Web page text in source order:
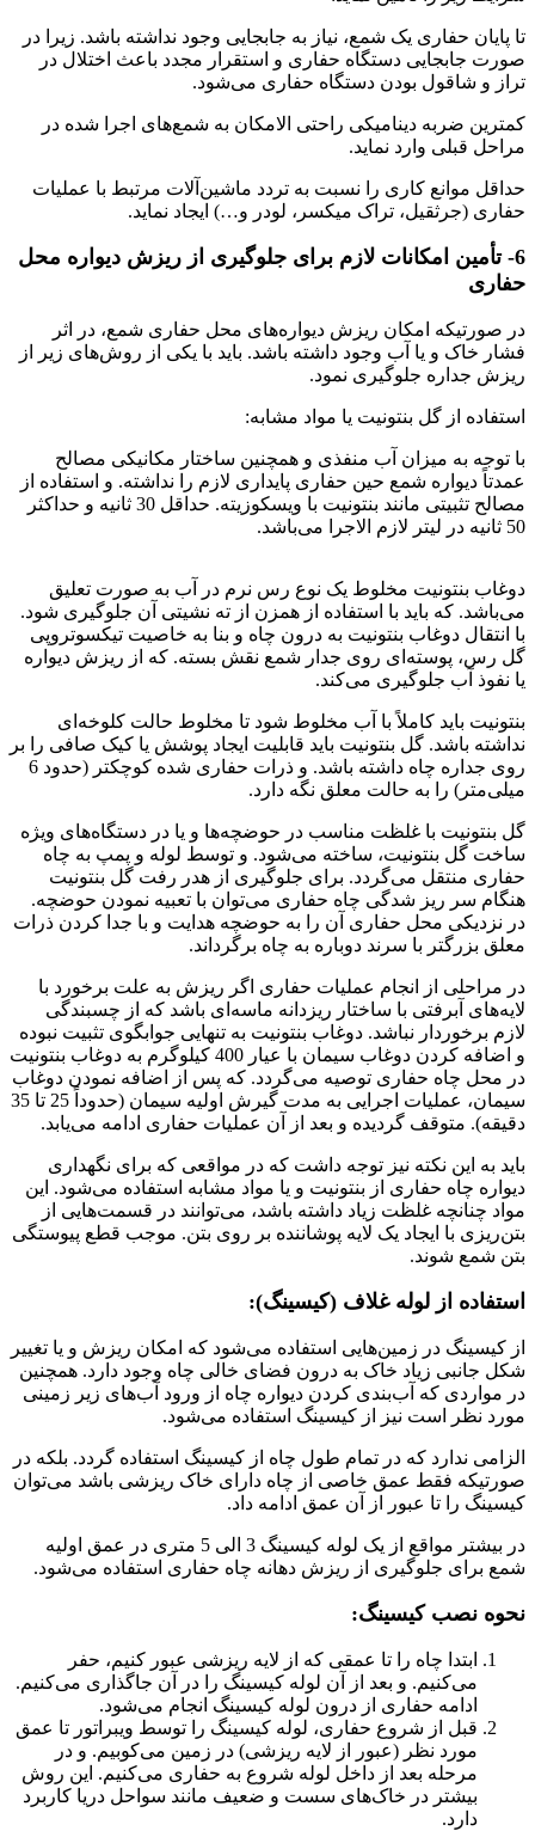
تا پایان حفاری یک شمع، نیاز به جابجایی وجود نداشته باشد. زیرا در
صورت جابجایی دستگاه حفاری و استقرار مجدد باعث اختلال در
تراز و شاقول بودن دستگاه حفاری می‌شود.
کمترین ضربه دینامیکی راحتی الامکان به شمع‌های اجرا شده در
مراحل قبلی وارد نماید.
حداقل موانع کاری را نسبت به تردد ماشین‌آلات مرتبط با عملیات
حفاری (جرثقیل، تراک میکسر، لودر و…) ایجاد نماید.
6- تأمین امکانات لازم برای جلوگیری از ریزش دیواره محل
حفاری
در صورتیکه امکان ریزش دیواره‌های محل حفاری شمع، در اثر
فشار خاک و یا آب وجود داشته باشد. باید با یکی از روش‌های زیر از
ریزش جداره جلوگیری نمود.
استفاده از گل بنتونیت یا مواد مشابه:
با توجه به میزان آب منفذی و همچنین ساختار مکانیکی مصالح
عمدتاً دیواره شمع حین حفاری پایداری لازم را نداشته. و استفاده از
مصالح تثبیتی مانند بنتونیت با ویسکوزیته. حداقل 30 ثانیه و حداکثر
50 ثانیه در لیتر لازم الاجرا می‌باشد.
دوغاب بنتونیت مخلوط یک نوع رس نرم در آب به صورت تعلیق
می‌باشد. که باید با استفاده از همزن از ته نشیتی آن جلوگیری شود.
با انتقال دوغاب بنتونیت به درون چاه و بنا به خاصیت تیکسوتروپی
گل رس، پوسته‌ای روی جدار شمع نقش بسته. که از ریزش دیواره
یا نفوذ آب جلوگیری می‌کند.
بنتونیت باید کاملاً با آب مخلوط شود تا مخلوط حالت کلوخه‌ای
نداشته باشد. گل بنتونیت باید قابلیت ایجاد پوشش یا کیک صافی را بر
روی جداره چاه داشته باشد. و ذرات حفاری شده کوچکتر (حدود 6
میلی‌متر) را به حالت معلق نگه دارد.
گل بنتونیت با غلظت مناسب در حوضچه‌ها و یا در دستگاه‌های ویژه
ساخت گل بنتونیت، ساخته‌ می‌شود. و توسط لوله و پمپ به چاه
حفاری منتقل می‌گردد. برای جلوگیری از هدر رفت گل بنتونیت
هنگام سر ریز شدگی چاه حفاری می‌توان با تعبیه نمودن حوضچه.
در نزدیکی محل حفاری آن را به حوضچه هدایت و با جدا کردن ذرات
معلق بزرگتر با سرند دوباره به چاه برگرداند.
در مراحلی از انجام عملیات حفاری اگر ریزش به علت برخورد با
لایه‌های آبرفتی با ساختار ریزدانه ماسه‌ای باشد که از چسبندگی
لازم برخوردار نباشد. دوغاب بنتونیت به تنهایی جوابگوی تثبیت نبوده
و اضافه کردن دوغاب سیمان با عیار 400 کیلوگرم به دوغاب بنتونیت
در محل چاه حفاری توصیه می‌گردد. که پس از اضافه نمودن دوغاب
سیمان، عملیات اجرایی به مدت گیرش اولیه سیمان (حدوداً 25 تا 35
دقیقه). متوقف گردیده و بعد از آن عملیات حفاری ادامه می‌یابد.
باید به این نکته نیز توجه داشت که در مواقعی که برای نگهداری
دیواره چاه حفاری از بنتونیت و یا مواد مشابه استفاده می‌شود. این
مواد چنانچه غلظت زیاد داشته باشد، می‌توانند در قسمت‌هایی از
بتن‌ریزی با ایجاد یک لایه پوشاننده بر روی بتن. موجب قطع پیوستگی
بتن شمع شوند.
استفاده از لوله غلاف (کیسینگ):
از کیسینگ در زمین‌هایی استفاده می‌شود که امکان ریزش و یا تغییر
شکل جانبی زیاد خاک به درون فضای خالی چاه وجود دارد. همچنین
در مواردی که آب‌بندی کردن دیواره چاه از ورود آب‌های زیر زمینی
مورد نظر است نیز از کیسینگ استفاده می‌شود.
الزامی ندارد که در تمام طول چاه از کیسینگ استفاده گردد. بلکه در
صورتیکه فقط عمق خاصی از چاه دارای خاک ریزشی باشد می‌توان
کیسینگ را تا عبور از آن عمق ادامه داد.
در بیشتر مواقع از یک لوله کیسینگ 3 الی 5 متری در عمق اولیه
شمع برای جلوگیری از ریزش دهانه چاه حفاری استفاده می‌شود.
نحوه نصب کیسینگ:
ابتدا چاه را تا عمقی که از لایه ریزشی عبور کنیم، حفر
می‌کنیم. و بعد از آن لوله کیسینگ را در آن جاگذاری می‌کنیم.
ادامه حفاری از درون لوله کیسینگ انجام می‌شود.
قبل از شروع حفاری، لوله کیسینگ را توسط ویبراتور تا عمق
مورد نظر (عبور از لایه ریزشی) در زمین می‌کوبیم. و در
مرحله بعد از داخل لوله شروع به حفاری می‌کنیم. این روش
بیشتر در خاک‌های سست و ضعیف مانند سواحل دریا کاربرد
دارد.